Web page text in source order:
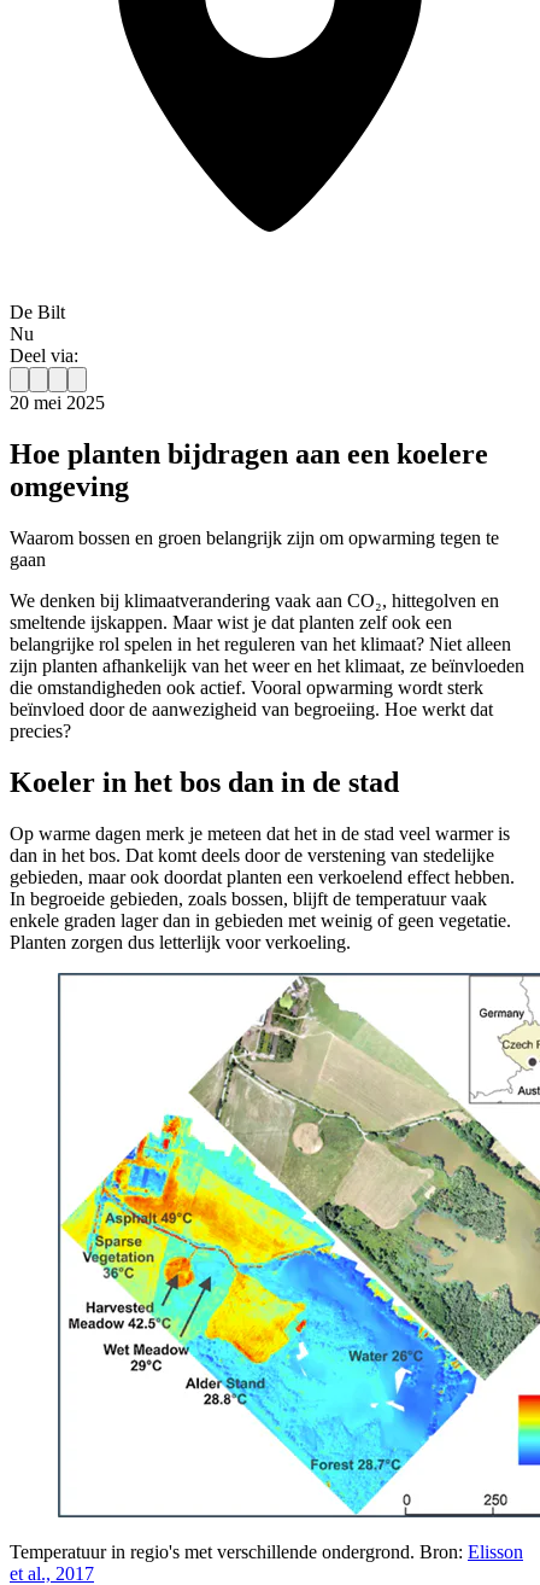
De Bilt
Nu
Deel via:
20 mei 2025
Hoe planten bijdragen aan een koelere
omgeving
Waarom bossen en groen belangrijk zijn om opwarming tegen te
gaan
We denken bij klimaatverandering vaak aan CO₂, hittegolven en
smeltende ijskappen. Maar wist je dat planten zelf ook een
belangrijke rol spelen in het reguleren van het klimaat? Niet alleen
zijn planten afhankelijk van het weer en het klimaat, ze beïnvloeden
die omstandigheden ook actief. Vooral opwarming wordt sterk
beïnvloed door de aanwezigheid van begroeiing. Hoe werkt dat
precies?
Koeler in het bos dan in de stad
Op warme dagen merk je meteen dat het in de stad veel warmer is
dan in het bos. Dat komt deels door de verstening van stedelijke
gebieden, maar ook doordat planten een verkoelend effect hebben.
In begroeide gebieden, zoals bossen, blijft de temperatuur vaak
enkele graden lager dan in gebieden met weinig of geen vegetatie.
Planten zorgen dus letterlijk voor verkoeling.
Temperatuur in regio's met verschillende ondergrond. Bron: Elisson
et al., 2017